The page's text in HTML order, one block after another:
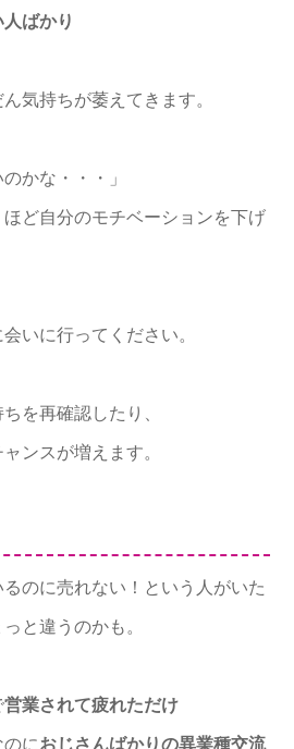
ばかり
気持ちが萎えてきます。
かな・・・」
ど自分のモチベーションを下げ
いに行ってください。
を再確認したり、
ンスが増えます。
のに売れない！という人がいた
と違うのかも。
営業されて疲れただけ
のにおじさんばかりの異業種交流